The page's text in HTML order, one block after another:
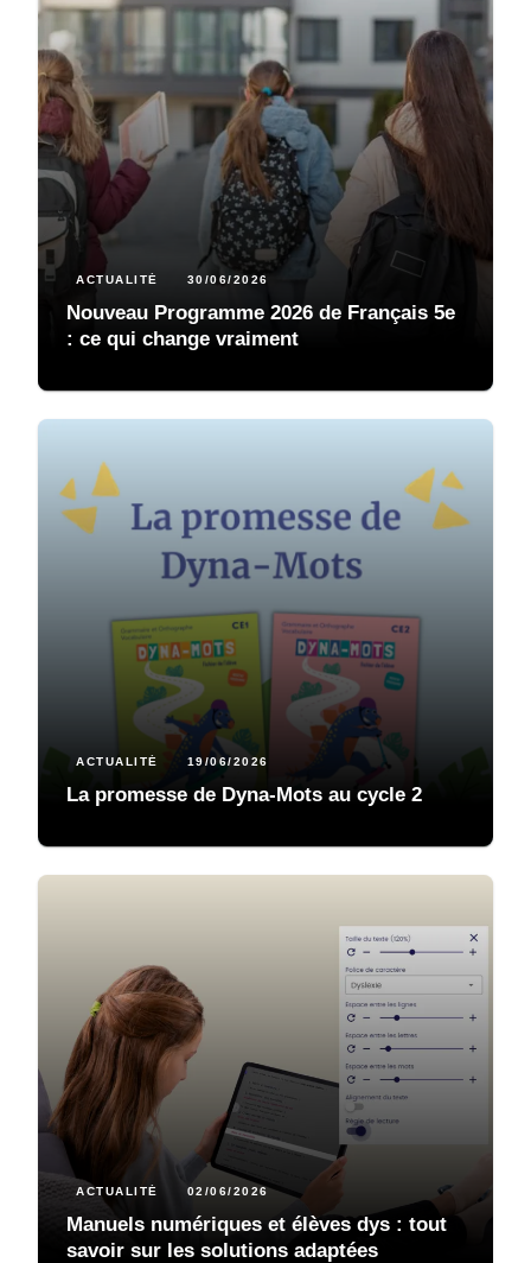
ACTUALITÉ 30/06/2026
Nouveau Programme 2026 de Français 5e
: ce qui change vraiment
ACTUALITÉ 19/06/2026
La promesse de Dyna-Mots au cycle 2
ACTUALITÉ 02/06/2026
Manuels numériques et élèves dys : tout
savoir sur les solutions adaptées